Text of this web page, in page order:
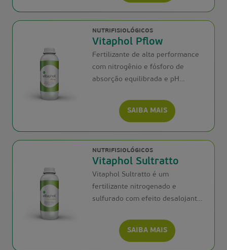
NUTRIFISIOLÓGICOS
Vitaphol Pflow
Fertilizante de alta performance
com nitrogênio e fósforo de
absorção equilibrada e pH
SAIBA MAIS
NUTRIFISIOLÓGICOS
Vitaphol Sultratto
Vitaphol Sultratto é um
fertilizante nitrogenado e
sulfurado com efeito desalojante
SAIBA MAIS